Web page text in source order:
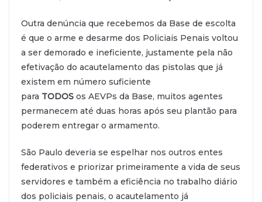
Outra denúncia que recebemos da Base de escolta
é que o arme e desarme dos Policiais Penais voltou
a ser demorado e ineficiente, justamente pela não
efetivação do acautelamento das pistolas que já
existem em número suficiente
para TODOS os AEVPs da Base, muitos agentes
permanecem até duas horas após seu plantão para
poderem entregar o armamento.
São Paulo deveria se espelhar nos outros entes
federativos e priorizar primeiramente a vida de seus
servidores e também a eficiência no trabalho diário
dos policiais penais, o acautelamento já